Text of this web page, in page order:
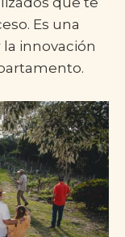
Es una
innovación